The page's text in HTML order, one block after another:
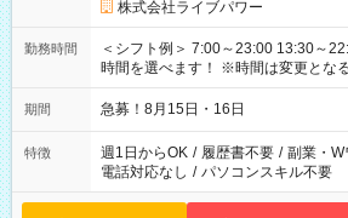
株式会社ライブパワー
勤務時間
＜シフト例＞ 7:00～23:00 13:30～22:00 上記の時間から
時間を選べます！ ※時間は変更とな
期間 急募！8月15日・16日
特徴 週1日からOK / 履歴書不要 / 副業・W
電話対応なし / パソコンスキル不要